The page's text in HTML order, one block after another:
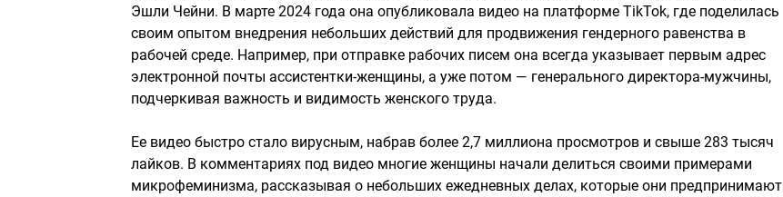
Эшли Чейни. В марте 2024 года она опубликовала видео на платформе TikTok, где поделилась
своим опытом внедрения небольших действий для продвижения гендерного равенства в
рабочей среде. Например, при отправке рабочих писем она всегда указывает первым адрес
электронной почты ассистентки-женщины, а уже потом — генерального директора-мужчины,
подчеркивая важность и видимость женского труда.
Ее видео быстро стало вирусным, набрав более 2,7 миллиона просмотров и свыше 283 тысяч
лайков. В комментариях под видео многие женщины начали делиться своими примерами
микрофеминизма, рассказывая о небольших ежедневных делах, которые они предпринимают